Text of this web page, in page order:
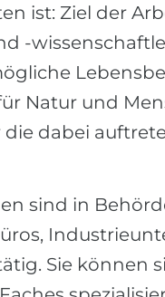
ist: Ziel der
-
Natur und
dabei
sind in
Sie können